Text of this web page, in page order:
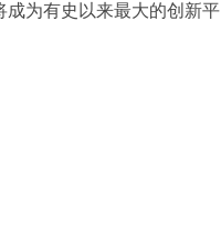
成为有史以来最大的创新平